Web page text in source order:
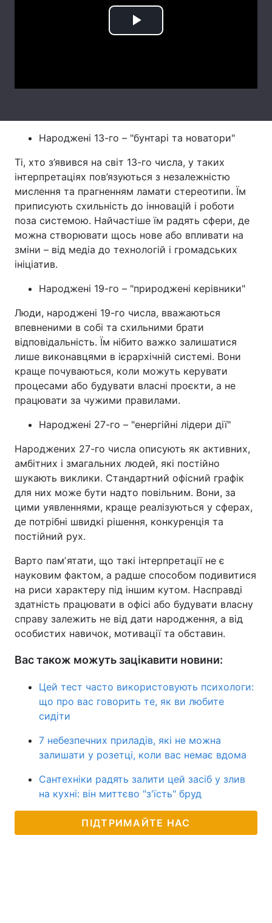
Play
Народжені 13-го – "бунтарі та новатори"
Ті, хто з’явився на світ 13-го числа, у таких
інтерпретаціях пов’язуються з незалежністю
мислення та прагненням ламати стереотипи. Їм
приписують схильність до інновацій і роботи
поза системою. Найчастіше їм радять сфери, де
можна створювати щось нове або впливати на
зміни – від медіа до технологій і громадських
ініціатив.
Народжені 19-го – "природжені керівники"
Люди, народжені 19-го числа, вважаються
впевненими в собі та схильними брати
відповідальність. Їм нібито важко залишатися
лише виконавцями в ієрархічній системі. Вони
краще почуваються, коли можуть керувати
процесами або будувати власні проєкти, а не
працювати за чужими правилами.
Народжені 27-го – "енергійні лідери дії"
Народжених 27-го числа описують як активних,
амбітних і змагальних людей, які постійно
шукають виклики. Стандартний офісний графік
для них може бути надто повільним. Вони, за
цими уявленнями, краще реалізуються у сферах,
де потрібні швидкі рішення, конкуренція та
постійний рух.
Варто памʼятати, що такі інтерпретації не є
науковим фактом, а радше способом подивитися
на риси характеру під іншим кутом. Насправді
здатність працювати в офісі або будувати власну
справу залежить не від дати народження, а від
особистих навичок, мотивації та обставин.
Вас також можуть зацікавити новини:
Цей тест часто використовують психологи:
що про вас говорить те, як ви любите
сидіти
7 небезпечних приладів, які не можна
залишати у розетці, коли вас немає вдома
Сантехніки радять залити цей засіб у злив
на кухні: він миттєво "з'їсть" бруд
ПІДТРИМАЙТЕ НАС